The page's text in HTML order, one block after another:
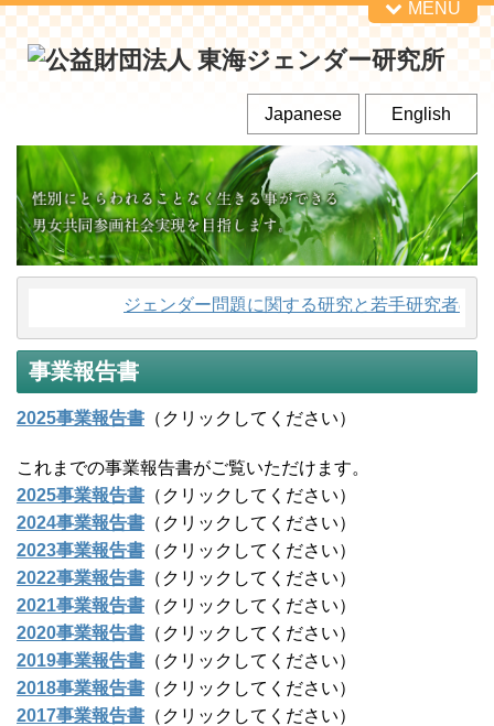
MENU
English
Japanese
ジェンダー問題に関する研究と若手研究者の
事業報告書
2025事業報告書 （クリックしてください）
これまでの事業報告書がご覧いただけます。
2025事業報告書 （クリックしてください）
2024事業報告書 （クリックしてください）
2023事業報告書 （クリックしてください）
2022事業報告書 （クリックしてください）
2021事業報告書 （クリックしてください）
2020事業報告書 （クリックしてください）
2019事業報告書 （クリックしてください）
2018事業報告書 （クリックしてください）
2017事業報告書 （クリックしてください）